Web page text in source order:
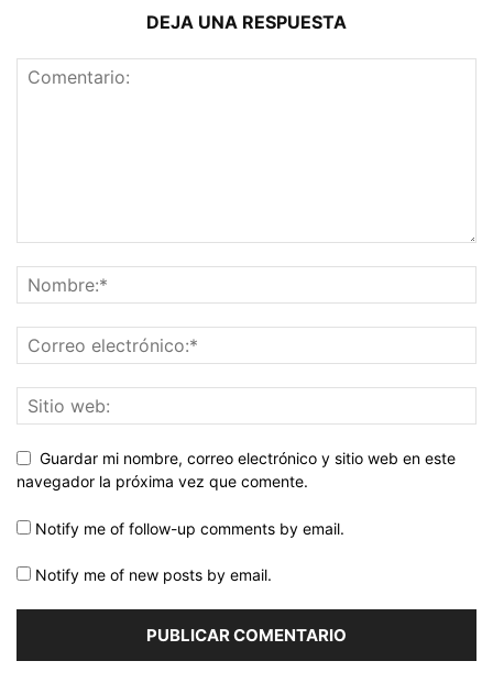
DEJA UNA RESPUESTA
Guardar mi nombre, correo electrónico y sitio web en este
navegador la próxima vez que comente.
Notify me of follow-up comments by email.
Notify me of new posts by email.